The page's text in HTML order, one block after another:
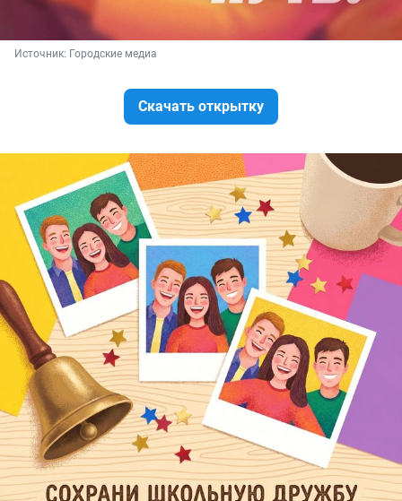
Источник: Городские медиа
Скачать открытку